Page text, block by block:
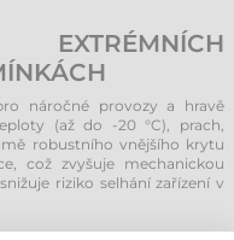
náročné provozy a hravě
(až do -20 °C), prach,
robustního vnějšího krytu
což zvyšuje mechanickou
riziko selhání zařízení v